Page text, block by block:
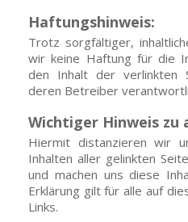
Haftungshinweis:
Trotz sorgfältiger,
wir keine Haftung für die
den Inhalt der verlinkten
deren Betreiber
Wichtiger Hinweis zu
Hiermit distanzieren wir
Inhalten aller gelinkten
und machen uns diese
Erklärung gilt für alle auf
Links.